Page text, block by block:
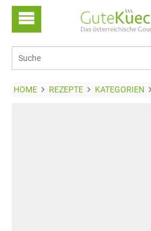
HOME REZEPTE KATEGORIEN